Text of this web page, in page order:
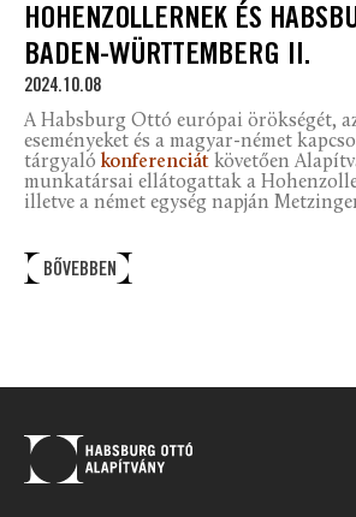
HOHENZOLLERNEK ÉS
BADEN-WÜRTTEMBERG II.
2024.10.08
A Habsburg Ottó európai örökségét, az
eseményeket és a magyar-német
tárgyaló konferenciát követően
munkatársai ellátogattak a
illetve a német egység napján
BŐVEBBEN